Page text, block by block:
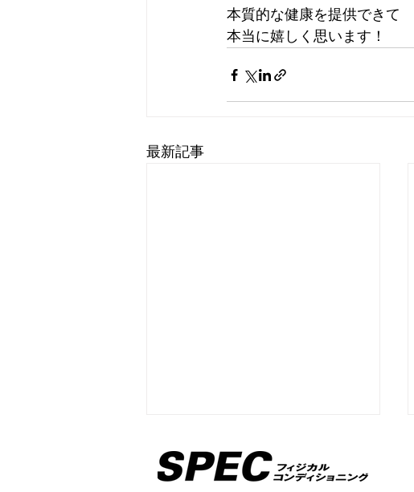
本質的な健康を提供できて
本当に嬉しく思います！
最新記事